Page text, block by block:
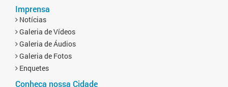
Imprensa
Notícias
Galeria de Vídeos
Galeria de Áudios
Galeria de Fotos
Enquetes
Conheça nossa Cidade